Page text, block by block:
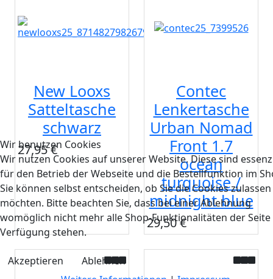
New Looxs
Satteltasche
schwarz
27,95 €
Contec
Lenkertasche
Urban Nomad
Front 1.7
ocean
turquoise /
midnight blue
29,50 €
Wir benutzen Cookies
Wir nutzen Cookies auf unserer Website. Diese sind
für den Betrieb der Webseite und die Bestellfunktion im
Sie können selbst entscheiden, ob Sie die Cookies zulassen
möchten. Bitte beachten Sie, dass bei einer Ablehnung
womöglich nicht mehr alle Shop-Funktionalitäten der
Verfügung stehen.
Akzeptieren
Ablehnen